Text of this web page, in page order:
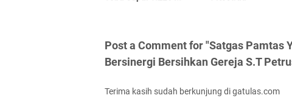
Post a Comment for "Satgas Pamtas
Bersinergi Bersihkan Gereja S.T
Terima kasih sudah berkunjung di gatulas.com